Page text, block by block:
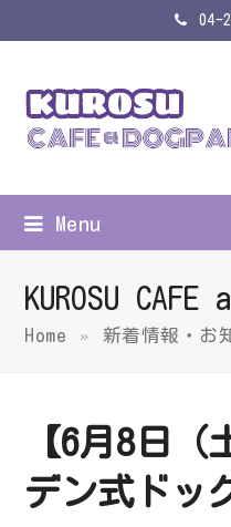
04-
Menu
KUROSU CAFE
Home » 新着情報・お
【6月8日（
デン式ドッ